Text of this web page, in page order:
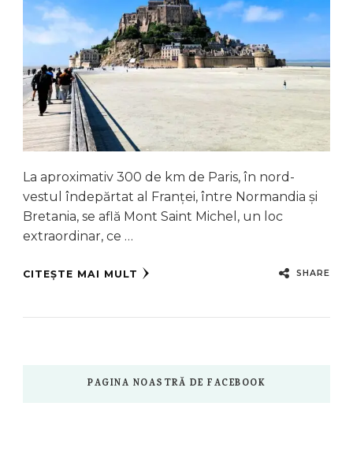
La aproximativ 300 de km de Paris, în nord-
vestul îndepărtat al Franței, între Normandia și
Bretania, se află Mont Saint Michel, un loc
extraordinar, ce …
CITEȘTE MAI MULT SHARE
PAGINA NOASTRĂ DE FACEBOOK